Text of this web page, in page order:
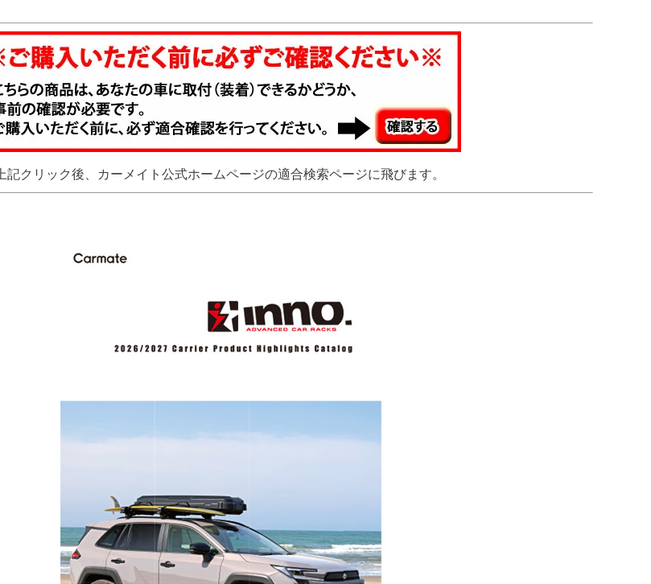
上記クリック後、カーメイト公式ホームページの適合検索ページに飛びます。